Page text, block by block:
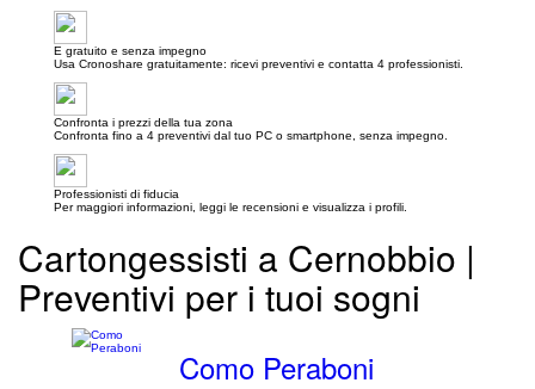
E gratuito e senza impegno
Usa Cronoshare gratuitamente: ricevi preventivi e contatta 4 professionisti.
Confronta i prezzi della tua zona
Confronta fino a 4 preventivi dal tuo PC o smartphone, senza impegno.
Professionisti di fiducia
Per maggiori informazioni, leggi le recensioni e visualizza i profili.
Cartongessisti a Cernobbio |
Preventivi per i tuoi sogni
Como Peraboni